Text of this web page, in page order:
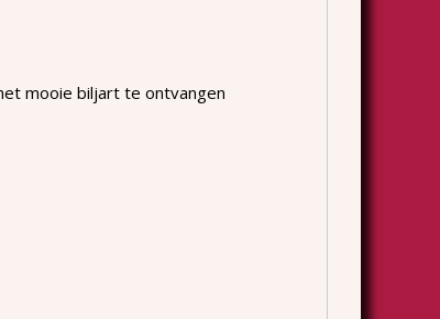
mooie biljart te ontvangen